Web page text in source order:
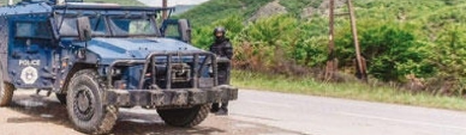
Bilecik
Bingöl
Bitlis
Çılgın Sayısal Loto
Balık